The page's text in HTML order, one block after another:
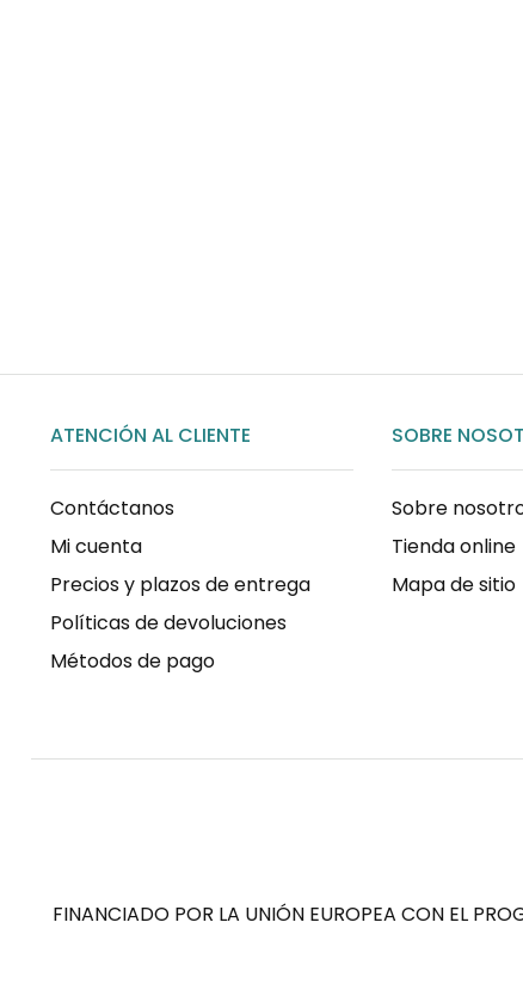
ATENCIÓN AL CLIENTE
Contáctanos
Mi cuenta
Precios y plazos de entrega
Políticas de devoluciones
Métodos de pago
SOBRE
Sobre
Tienda online
Mapa de sitio
FINANCIADO POR LA UNIÓN EUROPEA CON EL